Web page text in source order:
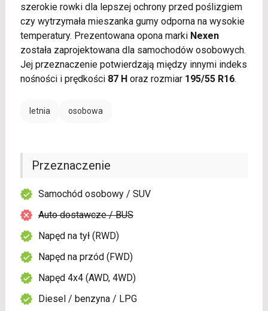
szerokie rowki dla lepszej ochrony przed poślizgiem
czy wytrzymała mieszanka gumy odporna na wysokie
temperatury. Prezentowana opona marki Nexen
została zaprojektowana dla samochodów osobowych.
Jej przeznaczenie potwierdzają między innymi indeks
nośności i prędkości 87 Horaz rozmiar 195/55 R16.
letnia osobowa
Przeznaczenie
Samochód osobowy / SUV
Auto dostawcze / BUS
Napęd na tył (RWD)
Napęd na przód (FWD)
Napęd 4x4 (AWD, 4WD)
Diesel / benzyna / LPG